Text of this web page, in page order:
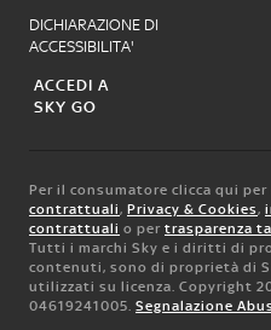
DICHIARAZIONE DI
ACCESSIBILITA'
ACCEDI A
SKY GO
Per il consumatore clicca qui per
contrattuali, Privacy & Cookies,
contrattuali o per trasparenza
Tutti i marchi Sky e i diritti di
contenuti, sono di proprietà di
utilizzati su licenza. Copyright
04619241005. Segnalazione